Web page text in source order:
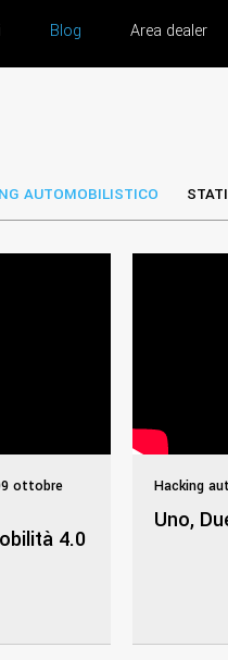
Blog Area dealer
AUTOMOBILISTICO
ottobre
4.0
Hacking
Uno,